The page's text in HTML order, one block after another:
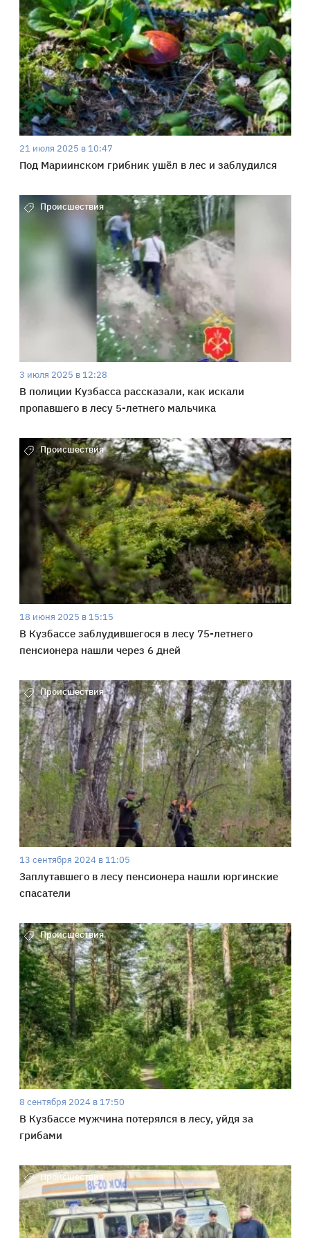
21 июля 2025 в 10:47
Под Мариинском грибник ушёл в лес и заблудился
Происшествия
3 июля 2025 в 12:28
В полиции Кузбасса рассказали, как искали
пропавшего в лесу 5-летнего мальчика
Происшествия
18 июня 2025 в 15:15
В Кузбассе заблудившегося в лесу 75-летнего
пенсионера нашли через 6 дней
Происшествия
13 сентября 2024 в 11:05
Заплутавшего в лесу пенсионера нашли юргинские
спасатели
Происшествия
8 сентября 2024 в 17:50
В Кузбассе мужчина потерялся в лесу, уйдя за
грибами
Происшествия